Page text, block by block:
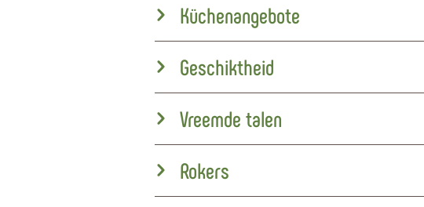
Küchenangebote
Geschiktheid
Vreemde talen
Rokers